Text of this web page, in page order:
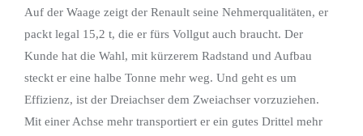
Auf der Waage zeigt der Renault seine Nehmerqualitäten, er
packt legal 15,2 t, die er fürs Vollgut auch braucht. Der
Kunde hat die Wahl, mit kürzerem Radstand und Aufbau
steckt er eine halbe Tonne mehr weg. Und geht es um
Effizienz, ist der Dreiachser dem Zweiachser vorzuziehen.
Mit einer Achse mehr transportiert er ein gutes Drittel mehr